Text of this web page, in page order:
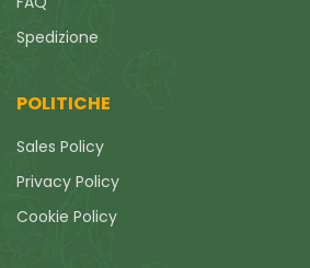
Spedizione
POLITICHE
Sales Policy
Privacy Policy
Cookie Policy